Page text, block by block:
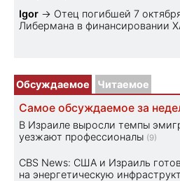
Igor → Отец погибшей 7
Либермана в финансировании
Обсуждаемое Читаемое
Самое обсуждаемое за
В Израиле выросли темпы
уезжают профессионалы (9)
CBS News: США и Израиль
на энергетическую